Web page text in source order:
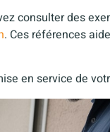
consulter des
. Ces références
en service de